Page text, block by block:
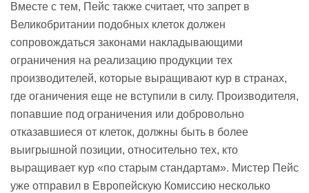
Вместе с тем, Пейс также считает, что запрет в
Великобритании подобных клеток должен
сопровождаться законами накладывающими
ограничения на реализацию продукции тех
производителей, которые выращивают кур в странах,
где оганичения еще не вступили в силу. Производителя,
попавшие под ограничения или добровольно
отказавшиеся от клеток, должны быть в более
выигрышной позиции, относительно тех, кто
выращивает кур «по старым стандартам». Мистер Пейс
уже отправил в Европейскую Комиссию несколько